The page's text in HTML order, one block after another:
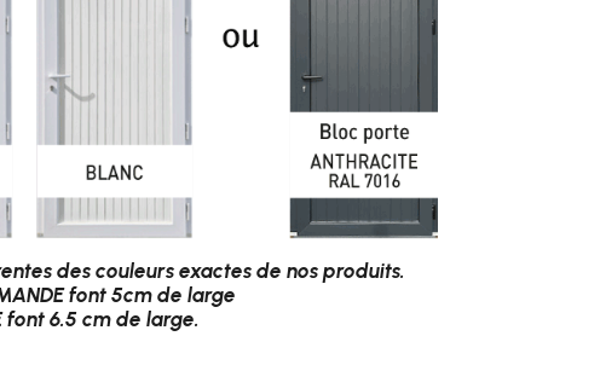
des couleurs exactes de nos produits.
font 5cm de large
font 6.5 cm de large.